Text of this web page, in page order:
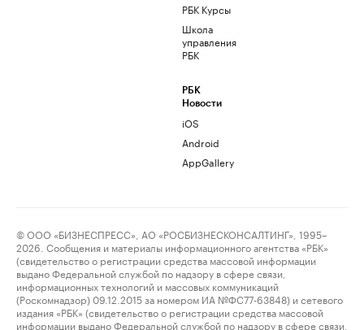
РБК Курсы
Школа
управления
РБК
РБК
Новости
iOS
Android
AppGallery
© ООО «БИЗНЕСПРЕСС», АО «РОСБИЗНЕСКОНСАЛТИНГ», 1995–
2026. Сообщения и материалы информационного агентства «РБК»
(свидетельство о регистрации средства массовой информации
выдано Федеральной службой по надзору в сфере связи,
информационных технологий и массовых коммуникаций
(Роскомнадзор) 09.12.2015 за номером ИА №ФС77-63848) и сетевого
издания «РБК» (свидетельство о регистрации средства массовой
информации выдано Федеральной службой по надзору в сфере связи,